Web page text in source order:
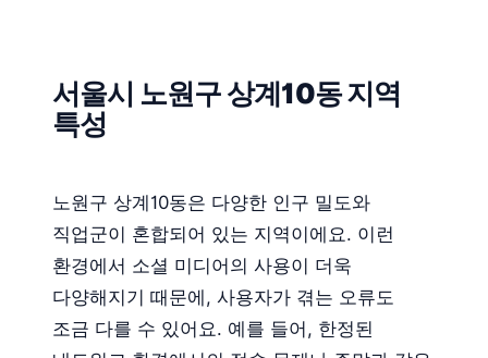
서울시 노원구 상계10동 지역
특성
노원구 상계10동은 다양한 인구 밀도와
직업군이 혼합되어 있는 지역이에요. 이런
환경에서 소셜 미디어의 사용이 더욱
다양해지기 때문에, 사용자가 겪는 오류도
조금 다를 수 있어요. 예를 들어, 한정된